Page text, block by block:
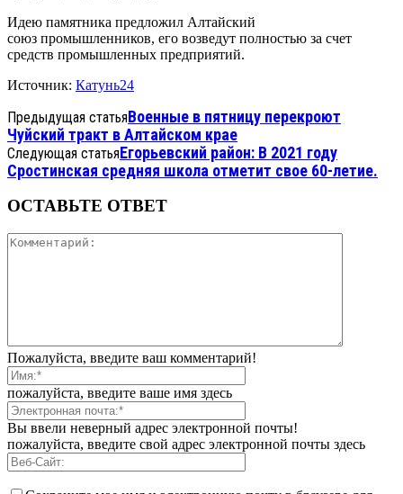
Идею памятника предложил Алтайский
союз промышленников, его возведут полностью за счет
средств промышленных предприятий.
Источник: Катунь24
Предыдущая статьяВоенные в пятницу перекроют
Чуйский тракт в Алтайском крае
Следующая статьяЕгорьевский район: В 2021 году
Сростинская средняя школа отметит свое 60-летие.
ОСТАВЬТЕ ОТВЕТ
Пожалуйста, введите ваш комментарий!
пожалуйста, введите ваше имя здесь
Вы ввели неверный адрес электронной почты!
пожалуйста, введите свой адрес электронной почты здесь